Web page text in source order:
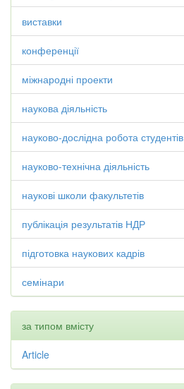
виставки
конференції
міжнародні проекти
наукова діяльність
науково-дослідна робота студентів
науково-технічна діяльність
наукові школи факультетів
публікація результатів НДР
підготовка наукових кадрів
семінари
за типом вмісту
Article